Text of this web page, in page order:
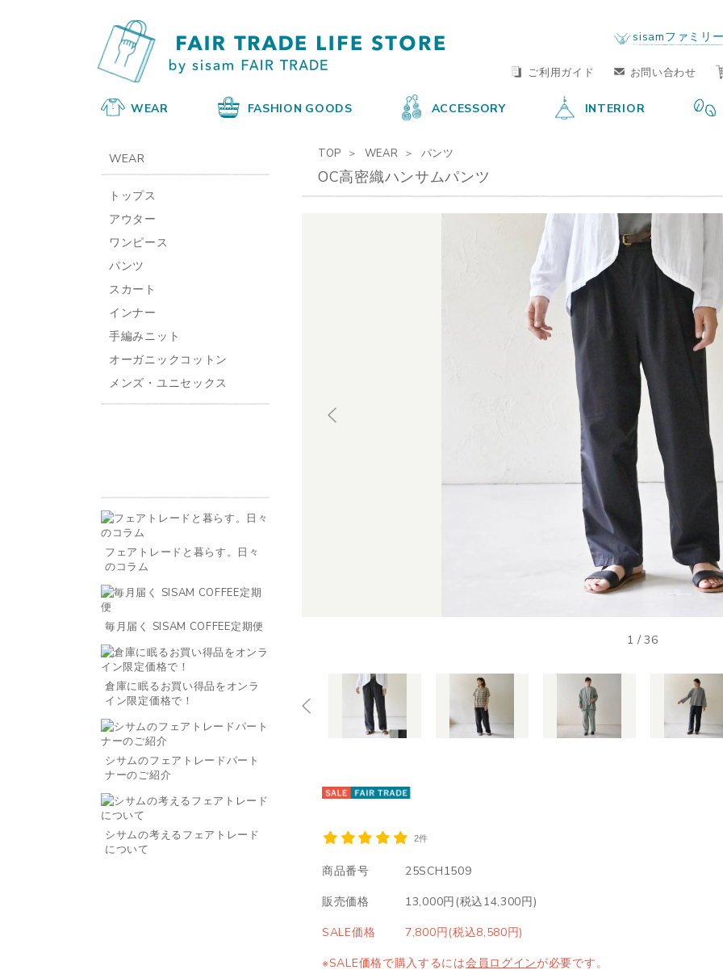
by sisam FAIR TRADE
sisamファミリ
ご利用ガイド お問い合わせ
WEAR FASHION GOODS ACCESSORY INTERIOR
TOP WEAR パンツ
OC高密織ハンサムパンツ
1 /36
2件
商品番号
25SCH1509
販売価格
13,000円(税込14,300円)
SALE価格
7,800円(税込8,580円)
※SALE価格で購入するには会員ログインが必要です。
WEAR
トップス
アウター
ワンピース
パンツ
スカート
インナー
手編みニット
オーガニックコットン
メンズ・ユニセックス
フェアトレードと暮らす。日々
のコラム
毎月届く SISAM COFFEE定期便
倉庫に眠るお買い得品をオンラ
イン限定価格で！
シサムのフェアトレードパート
ナーのご紹介
シサムの考えるフェアトレード
について